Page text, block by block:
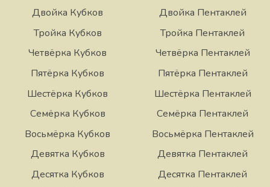
Двойка Кубков
Тройка Кубков
Четвёрка Кубков
Пятёрка Кубков
Шестёрка Кубков
Семёрка Кубков
Восьмёрка Кубков
Девятка Кубков
Десятка Кубков
Двойка Пентаклей
Тройка Пентаклей
Четвёрка Пентаклей
Пятёрка Пентаклей
Шестёрка Пентаклей
Семёрка Пентаклей
Восьмёрка Пентаклей
Девятка Пентаклей
Десятка Пентаклей